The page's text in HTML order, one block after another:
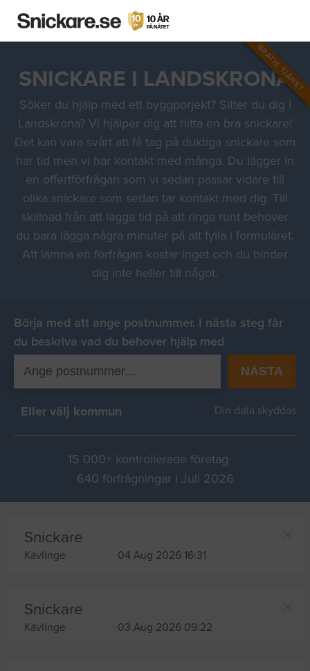
GRATIS TJÄNST
SNICKARE I LANDSKRONA
Söker du hjälp med ett byggporjekt? Sitter du dig i
Landskrona? Vi hjälper dig att hitta en bra snickare!
Det kan vara svårt att få tag på duktiga snickare som
har tid men vi har kontakt med många. Du lägger in
en offertförfrågan som vi sedan passar vidare till
olika snickare som sedan tar kontakt med dig. Till
skillnad från att lägga tid på att ringa runt behöver
du bara lägga några minuter på att fylla i formuläret.
Att lämna en förfrågan kostar inget och du binder
dig inte heller till något.
Börja med att ange postnummer. I nästa steg får
du beskriva vad du behover hjälp med
NÄSTA
Eller välj kommun Din data skyddas
15 000+ kontrollerade företag
640 förfrågningar i Juli 2026
Snickare
Kävlinge 04 Aug 2026 16:31
Snickare
Kävlinge 03 Aug 2026 09:22